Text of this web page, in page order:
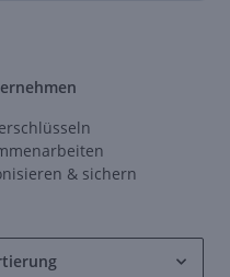
& sichern